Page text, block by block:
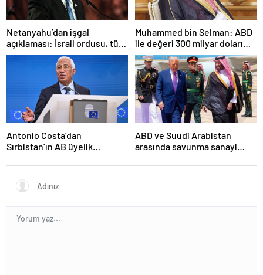
Netanyahu’dan işgal
açıklaması: İsrail ordusu, tüm
gücüyle Gazze’ye girecek
Muhammed bin Selman: ABD
ile değeri 300 milyar doları
aşan anlaşmalar imzaladık
Antonio Costa’dan
Sırbistan’ın AB üyelik
ABD ve Suudi Arabistan
arasında savunma sanayi